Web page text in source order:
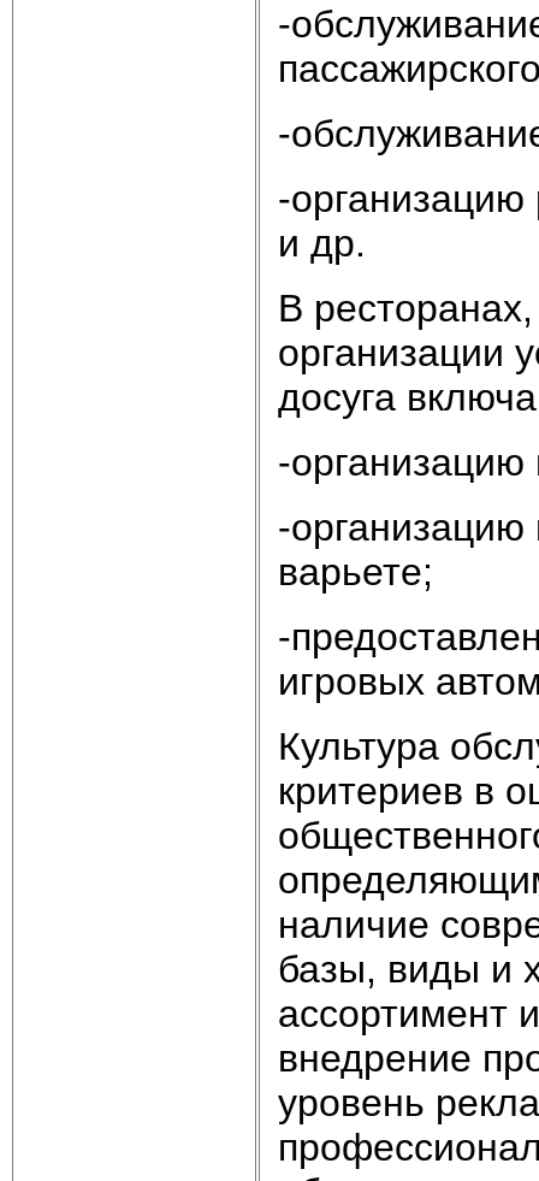
-
-
-организацию
и др.
В
организации
досуга
-
-организацию
варьете;
-
игровых
Культура
критериев в
наличие
базы, виды и
ассортимент
внедрение
уровень